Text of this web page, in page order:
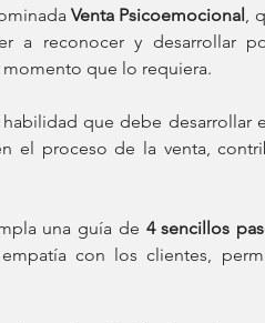
Venta Psicoemocional ,
a reconocer y desarrollar
momento que lo requiera.
que debe desarrollar
el proceso de la venta,
una guía de 4 sencillos
con los clientes,